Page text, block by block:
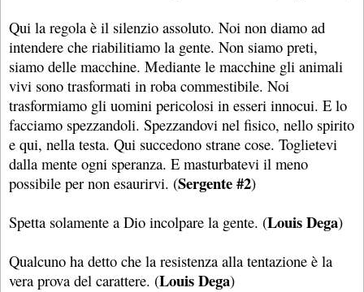
Qui la regola è il silenzio assoluto. Noi non diamo ad
intendere che riabilitiamo la gente. Non siamo preti,
siamo delle macchine. Mediante le macchine gli animali
vivi sono trasformati in roba commestibile. Noi
trasformiamo gli uomini pericolosi in esseri innocui. E lo
facciamo spezzandoli. Spezzandovi nel fisico, nello spirito
e qui, nella testa. Qui succedono strane cose. Toglietevi
dalla mente ogni speranza. E masturbatevi il meno
possibile per non esaurirvi. (Sergente #2)
Spetta solamente a Dio incolpare la gente. (Louis Dega)
Qualcuno ha detto che la resistenza alla tentazione è la
vera prova del carattere. (Louis Dega)